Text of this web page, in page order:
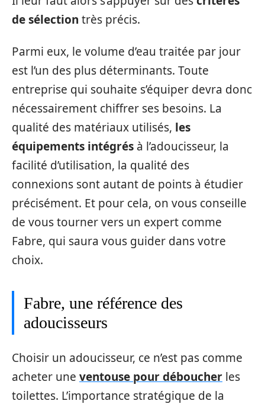
de sélection très précis.
Parmi eux, le volume d’eau traitée par jour
est l’un des plus déterminants. Toute
entreprise qui souhaite s’équiper devra donc
nécessairement chiffrer ses besoins. La
qualité des matériaux utilisés, les
équipements intégrés à l’adoucisseur, la
facilité d’utilisation, la qualité des
connexions sont autant de points à étudier
précisément. Et pour cela, on vous conseille
de vous tourner vers un expert comme
Fabre, qui saura vous guider dans votre
choix.
Fabre, une référence des
adoucisseurs
Choisir un adoucisseur, ce n’est pas comme
acheter une ventouse pour déboucher les
toilettes. L’importance stratégique de la